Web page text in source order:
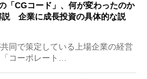
「CGコード」、何が変わったのか
説 企業に成長投資の具体的な説
同で策定している上場企業の経営
コーポレート…